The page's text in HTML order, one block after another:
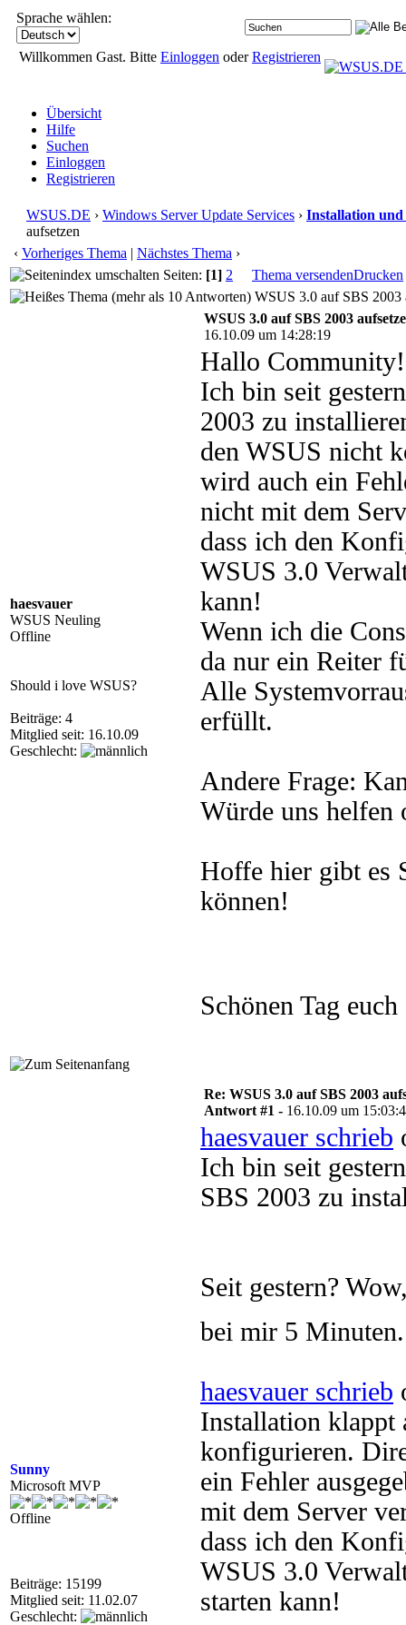
Sprache wählen:
Willkommen Gast. Bitte Einloggen oderRegistrieren
Übersicht
Hilfe
Suchen
Einloggen
Registrieren
WSUS.DE › Windows Server Update Services › Installation
aufsetzen
‹ Vorheriges Thema | Nächstes Thema ›
Seiten: [1] 2 Thema versendenDrucken
WSUS 3.0 auf SBS 2003
haesvauer
WSUS Neuling
Offline
Should i love WSUS?
Beiträge: 4
Mitglied seit: 16.10.09
Geschlecht:
WSUS 3.0 auf SBS 2003
16.10.09 um 14:28:19
Hallo Community!
Ich bin seit
2003 zu
den WSUS nicht
wird auch ein
nicht mit dem
dass ich den
WSUS 3.0
kann!
Wenn ich die
da nur ein Reiter
Alle
erfüllt.
Andere Frage:
Würde uns helfen
Hoffe hier gibt es
können!
Schönen Tag
Sunny
Microsoft MVP
Offline
Beiträge: 15199
Mitglied seit: 11.02.07
Geschlecht:
Re: WSUS 3.0 auf SBS 2003
Antwort #1 - 16.10.09 um
haesvauer schrieb
Ich bin seit
SBS 2003 zu
Seit gestern?
bei mir 5
haesvauer schrieb
Installation klappt
konfigurieren.
ein Fehler
mit dem Server
dass ich den
WSUS 3.0
starten kann!